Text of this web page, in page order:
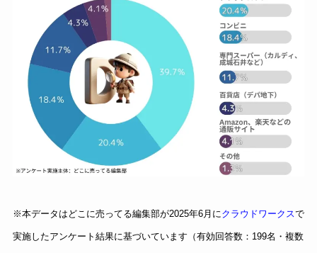
※本データはどこに売ってる編集部が2025年6月にクラウドワークスで
実施したアンケート結果に基づいています（有効回答数：199名・複数